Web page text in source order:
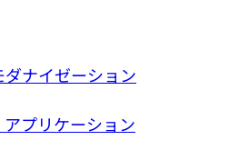
ナイゼーション
プリケーション